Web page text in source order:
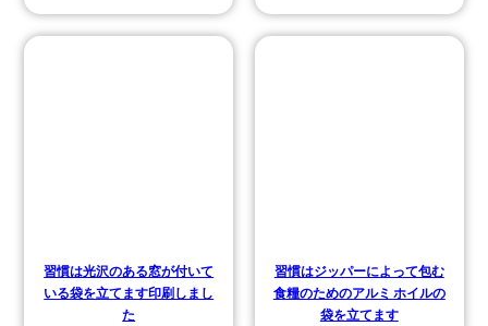
習慣は光沢のある窓が付いて
いる袋を立てます印刷しまし
た
習慣はジッパーによって包む
食糧のためのアルミ ホイルの
袋を立てます